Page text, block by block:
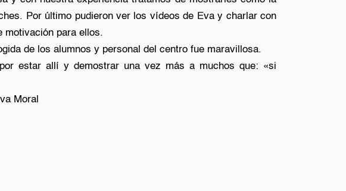
Por último pudieron ver los vídeos de Eva y charlar con
motivación para ellos.
de los alumnos y personal del centro fue maravillosa.
estar allí y demostrar una vez más a muchos que: «si
Moral